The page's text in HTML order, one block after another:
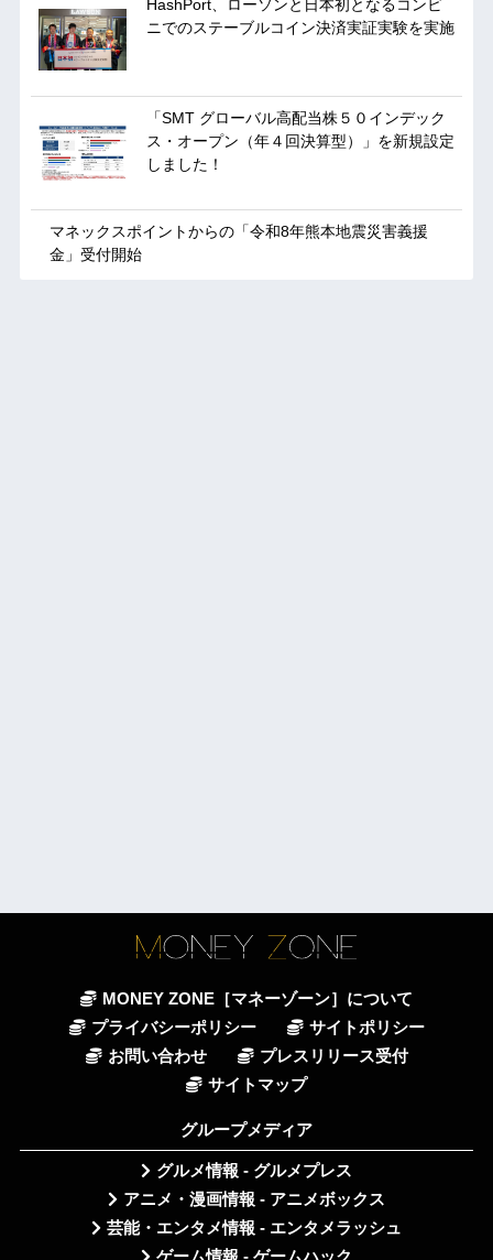
HashPort、ローソンと日本初となるコンビ
ニでのステーブルコイン決済実証実験を実施
「SMT グローバル高配当株５０インデック
ス・オープン（年４回決算型）」を新規設定
しました！
マネックスポイントからの「令和8年熊本地震災害義援
金」受付開始
MONEY ZONE［マネーゾーン］について
プライバシーポリシー
サイトポリシー
お問い合わせ
プレスリリース受付
サイトマップ
グループメディア
グルメ情報 - グルメプレス
アニメ・漫画情報 - アニメボックス
芸能・エンタメ情報 - エンタメラッシュ